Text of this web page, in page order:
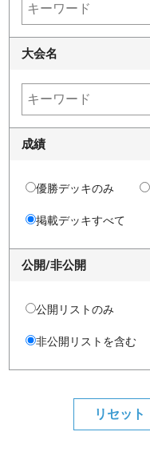
大会名
成績
優勝デッキのみ
掲載デッキすべて
公開/非公開
公開リストのみ
非公開リストを含む